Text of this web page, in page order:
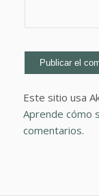
Este sitio usa
Aprende cómo
comentarios.